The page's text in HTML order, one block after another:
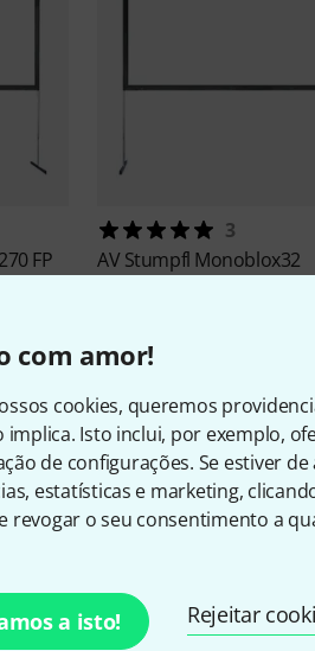
com amor!
cookies, queremos
implica. Isto inclui, por exemplo,
de configurações. Se estiver
estatísticas e marketing,
revogar o seu consentimento a
a isto! Rejeitar
FP
3
AV Stumpfl Monoblox32
Comparar